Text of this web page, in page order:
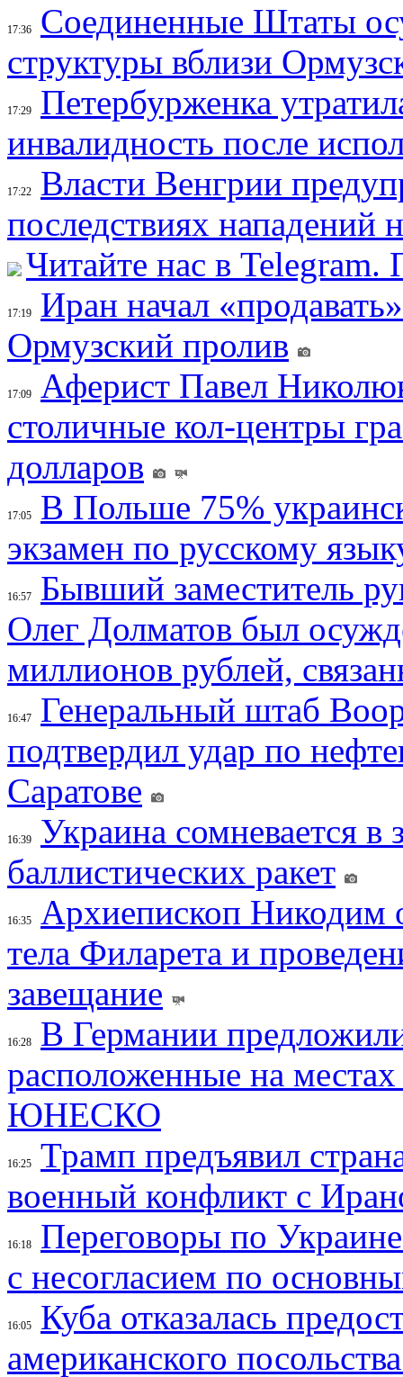
17:36
Соединенные Штаты
структуры вблизи
17:29
Петербурженка
инвалидность после
17:22
Власти Венгрии
последствиях нападений
Читайте нас в
17:19
Иран начал
Ормузский пролив
17:09
Аферист Павел
столичные кол-центры
долларов
17:05
В Польше 75%
экзамен по русскому
16:57
Бывший заместитель
Олег Долматов был
миллионов рублей,
16:47
Генеральный штаб
подтвердил удар по
Саратове
16:39
Украина сомневается в
баллистических ракет
16:35
Архиепископ
тела Филарета и
завещание
16:28
В Германии
расположенные на
ЮНЕСКО
16:25
Трамп предъявил
военный конфликт с
16:18
Переговоры по
с несогласием по
16:05
Куба отказалась
американского